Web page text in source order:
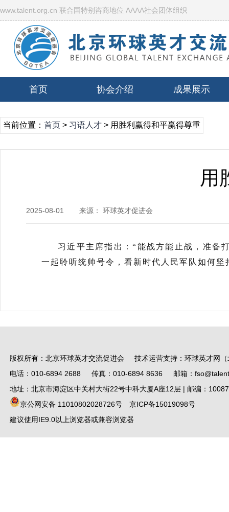
www.talent.org.cn 联合国特别咨商地位 AAAA社会团体组织
首页 协会介绍 成果展示
当前位置： 首页 > 习语人才 > 用胜利赢得和平赢得尊重
用
2025-08-01 来源： 环球英才促进会
习近平主席指出：“能战方能止战，准备
一起聆听统帅号令，看新时代人民军队如何
版权所有：北京环球英才交流促进会 技术运营支持：环球英才网（
电话：010-6894 2688 传真：010-6894 8636 邮箱：
地址：北京市海淀区中关村大街22号中科大厦A座12层 | 邮编：
京公网安备 11010802028726号
京ICP备15019098号
建议使用IE9.0以上浏览器或兼容浏览器